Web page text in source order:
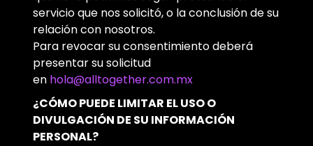
servicio que nos solicitó, o la conclusión de su
relación con nosotros.
Para revocar su consentimiento deberá
presentar su solicitud
en hola@alltogether.com.mx
¿CÓMO PUEDE LIMITAR EL USO O
DIVULGACIÓN DE SU INFORMACIÓN
PERSONAL?